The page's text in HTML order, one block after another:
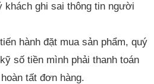
khách ghi sai thông tin người
hành đặt mua sản phẩm, quý
số tiền mình phải thanh toán
tất đơn hàng.